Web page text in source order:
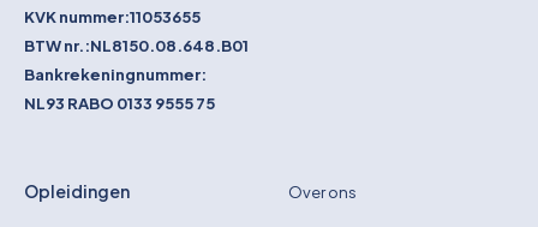
KVK nummer:11053655
BTW nr.:NL8150.08.648.B01
Bankrekeningnummer:
NL93 RABO 0133 9555 75
Opleidingen Over ons